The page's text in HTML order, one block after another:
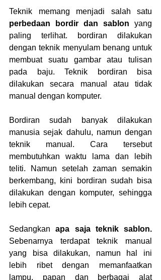
perbedaan bordir dan sablon yang
paling terlihat. bordiran dilakukan
dengan teknik menyulam benang untuk
membuat suatu gambar atau tulisan
pada baju. Teknik bordiran bisa
dilakukan secara manual atau tidak
manual dengan komputer.
Bordiran sudah banyak dilakukan
manusia sejak dahulu, namun dengan
teknik manual. Cara tersebut
membutuhkan waktu lama dan lebih
teliti. Namun setelah zaman semakin
berkembang, kini bordiran sudah bisa
dilakukan dengan komputer, sehingga
lebih cepat.
Sedangkan
Sebenarnya terdapat teknik manual
yang bisa dilakukan, namun hal ini
lebih ribet dengan memanfaatkan
lampu, papan dan berbagai alat